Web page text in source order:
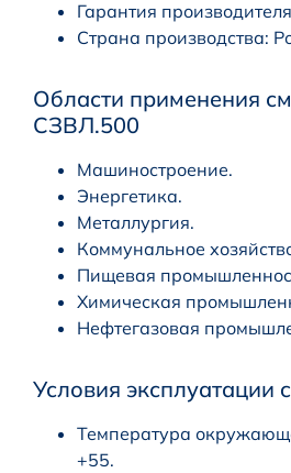
Гарантия
Страна производства:
Области применения
СЗВЛ.500
Машиностроение.
Энергетика.
Металлургия.
Коммунальное
Пищевая
Химическая
Нефтегазовая
Условия эксплуатации
Температура
+55.